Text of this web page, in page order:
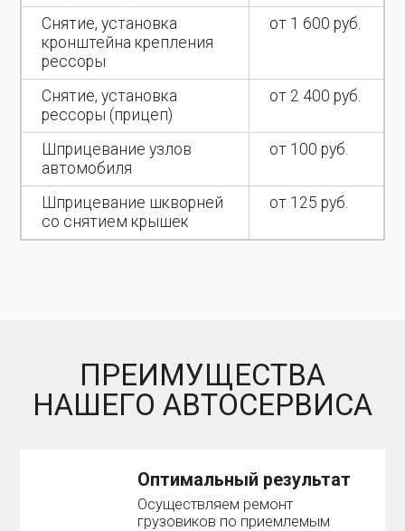
Снятие, установка
кронштейна крепления
рессоры
от 1 600 руб.
Снятие, установка
рессоры (прицеп)
от 2 400 руб.
Шприцевание узлов
автомобиля
от 100 руб.
Шприцевание шкворней
со снятием крышек
от 125 руб.
ПРЕИМУЩЕСТВА
НАШЕГО АВТОСЕРВИСА
Оптимальный результат
Осуществляем ремонт
грузовиков по приемлемым